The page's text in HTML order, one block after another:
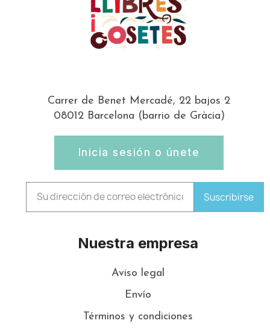
Carrer de Benet Mercadé, 22 bajos 2
08012 Barcelona (barrio de Gràcia)
Inicia sesión o únete
Suscribirse
Nuestra empresa
Aviso legal
Envío
Términos y condiciones